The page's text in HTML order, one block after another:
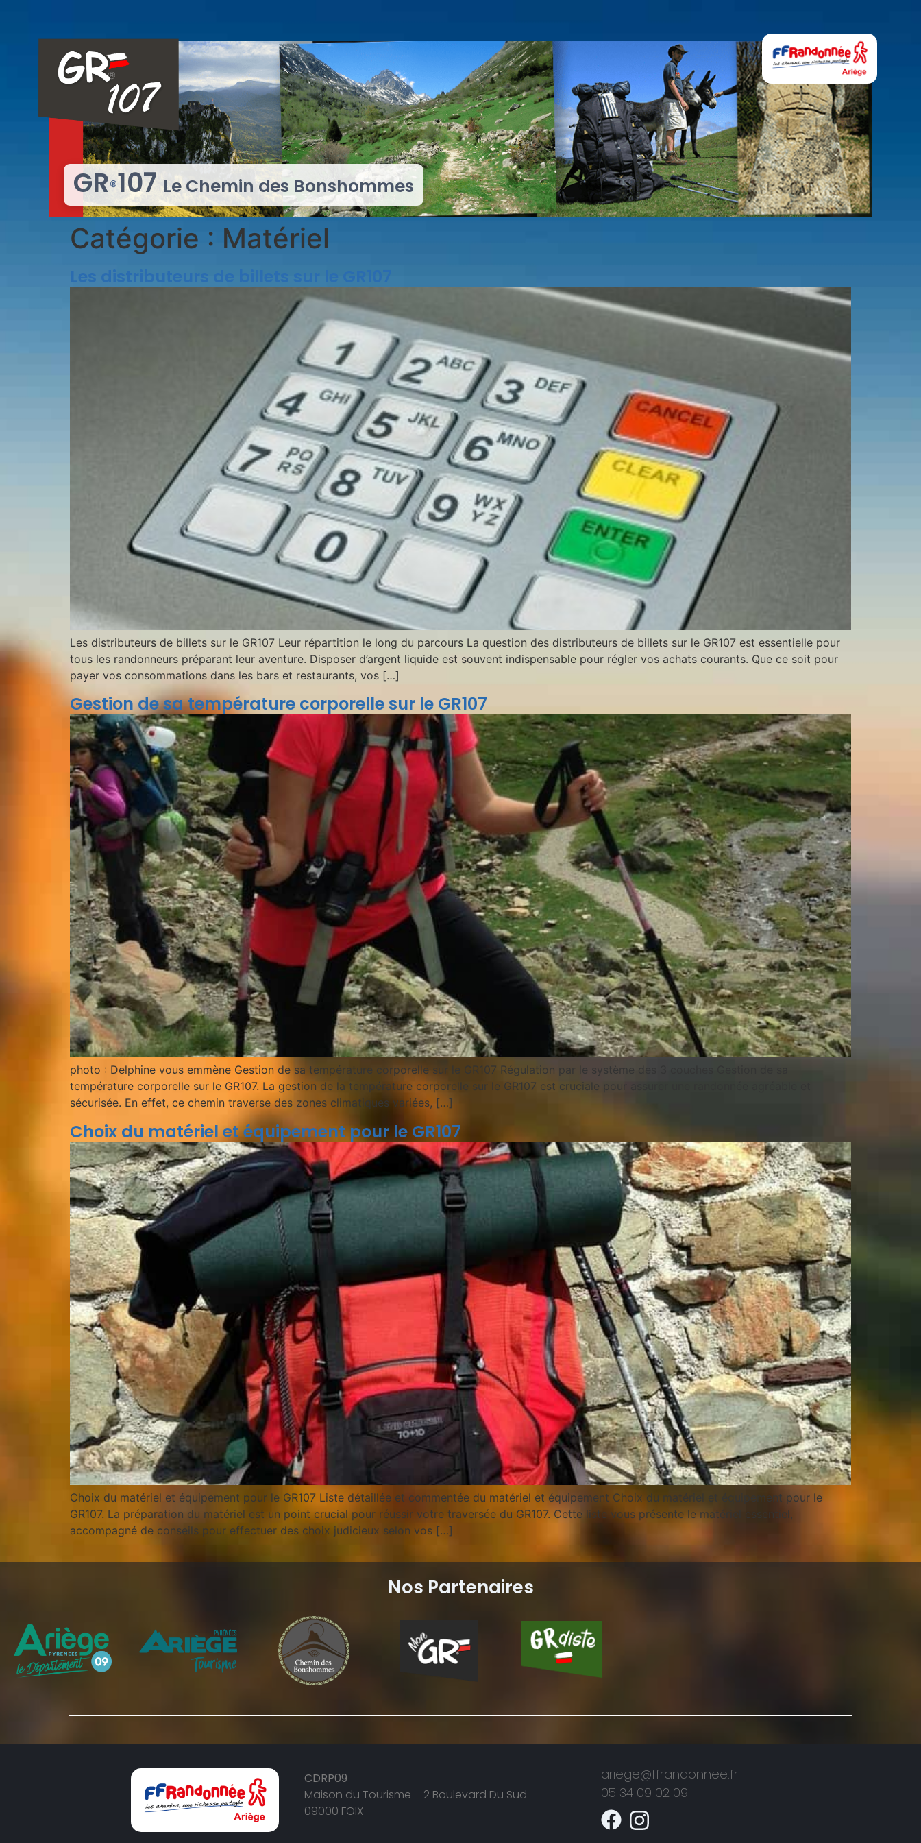
GR®107Le Chemin des Bonshommes
Catégorie : Matériel
Les distributeurs de billets sur le GR107
Les distributeurs de billets sur le GR107 Leur répartition le long du parcours La question des distributeurs de billets sur le GR107 est essentielle pour
tous les randonneurs préparant leur aventure. Disposer d’argent liquide est souvent indispensable pour régler vos achats courants. Que ce soit pour
payer vos consommations dans les bars et restaurants, vos […]
Gestion de sa température corporelle sur le GR107
photo : Delphine vous emmène Gestion de sa température corporelle sur le GR107 Régulation par le système des 3 couches Gestion de sa
température corporelle sur le GR107. La gestion de la température corporelle sur le GR107 est cruciale pour assurer une randonnée agréable et
sécurisée. En effet, ce chemin traverse des zones climatiques variées, […]
Choix du matériel et équipement pour le GR107
Choix du matériel et équipement pour le GR107 Liste détaillée et commentée du matériel et équipement Choix du matériel et équipement pour le
GR107. La préparation du matériel est un point crucial pour réussir votre traversée du GR107. Cette liste vous présente le matériel essentiel,
accompagné de conseils pour effectuer des choix judicieux selon vos […]
Nos Partenaires
CDRP09
Maison du Tourisme – 2 Boulevard Du Sud
09000 FOIX
ariege@ffrandonnee.fr
05 34 09 02 09